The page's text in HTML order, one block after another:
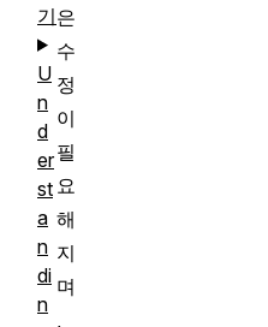
은
수
정
이
필
요
해
지
며
,
기
U
n
d
er
st
a
n
di
n